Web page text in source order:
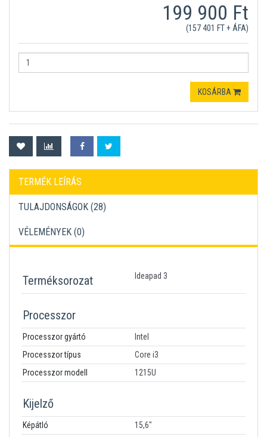
199 900 Ft
(157 401 FT + ÁFA)
KOSÁRBA
TERMÉK LEÍRÁS
TULAJDONSÁGOK (28)
VÉLEMÉNYEK (0)
Terméksorozat Ideapad 3
Processzor
Processzor gyártó
Intel
Processzor típus
Core i3
Processzor modell
1215U
Kijelző
Képátló
15,6"